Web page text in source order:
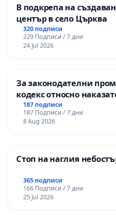
В подкрепа на
център в село Църква
320 подписи
229 Подписи / 7 дни
24 Jul 2026
За законодателни
кодекс относно
на непълнолетните
умишлени
187 подписи
187 Подписи / 7 дни
8 Aug 2026
Стоп на наглия
365 подписи
166 Подписи / 7 дни
25 Jul 2026